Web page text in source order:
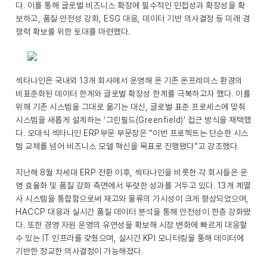
다. 이를 통해 글로벌 비즈니스 확장에 필수적인 민첩성과 확장성을 확
보하고, 품질·안전성 강화, ESG 대응, 데이터 기반 의사결정 등 미래 경
쟁력 확보를 위한 토대를 마련했다.
섹타나인은 국내외 13개 회사에서 운영해 온 기존 온프레미스 환경의
비표준화된 데이터 한계와 글로벌 확장성 한계를 극복하고자 했다. 이를
위해 기존 시스템을 그대로 옮기는 대신, 글로벌 표준 프로세스에 맞춰
시스템을 새롭게 설계하는 ‘그린필드(Greenfield)’ 접근 방식을 채택했
다. 오대식 섹타나인 ERP부문 부문장은 “이번 프로젝트는 단순한 시스
템 교체를 넘어 비즈니스 모델 혁신을 목표로 진행됐다”고 강조했다.
지난해 8월 차세대 ERP 전환 이후, 섹타나인을 비롯한 각 회사들은 운
영 효율화 및 품질 강화 측면에서 뚜렷한 성과를 거두고 있다. 13개 계열
사 시스템을 통합함으로써 재고와 물류의 가시성이 크게 향상되었으며,
HACCP 대응과 실시간 품질 데이터 분석을 통해 안전성이 한층 강화됐
다. 또한 경영 자원 운영의 유연성을 확보해 시장 변화에 빠르게 대응할
수 있는 IT 인프라를 갖췄으며, 실시간 KPI 모니터링을 통해 데이터에
기반한 정교한 의사결정이 가능해졌다.